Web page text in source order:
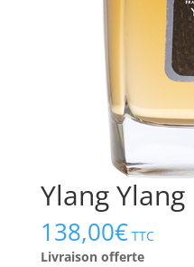
Ylang Ylang
138,00€ TTC
Livraison offerte